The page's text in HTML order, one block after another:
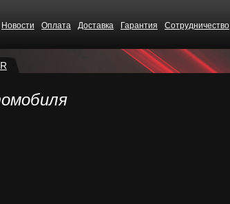
Новости Оплата Доставка Гарантия Сотрудничество